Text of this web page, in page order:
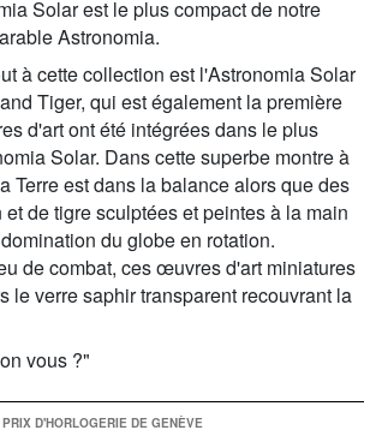
Solar est le plus compact de notre
Astronomia.
à cette collection est l'Astronomia Solar
Tiger, qui est également la première
d'art ont été intégrées dans le plus
Solar. Dans cette superbe montre à
Terre est dans la balance alors que des
de tigre sculptées et peintes à la main
du globe en rotation.
de combat, ces œuvres d'art miniatures
le verre saphir transparent recouvrant la
vous ?"
D'HORLOGERIE DE GENÈVE